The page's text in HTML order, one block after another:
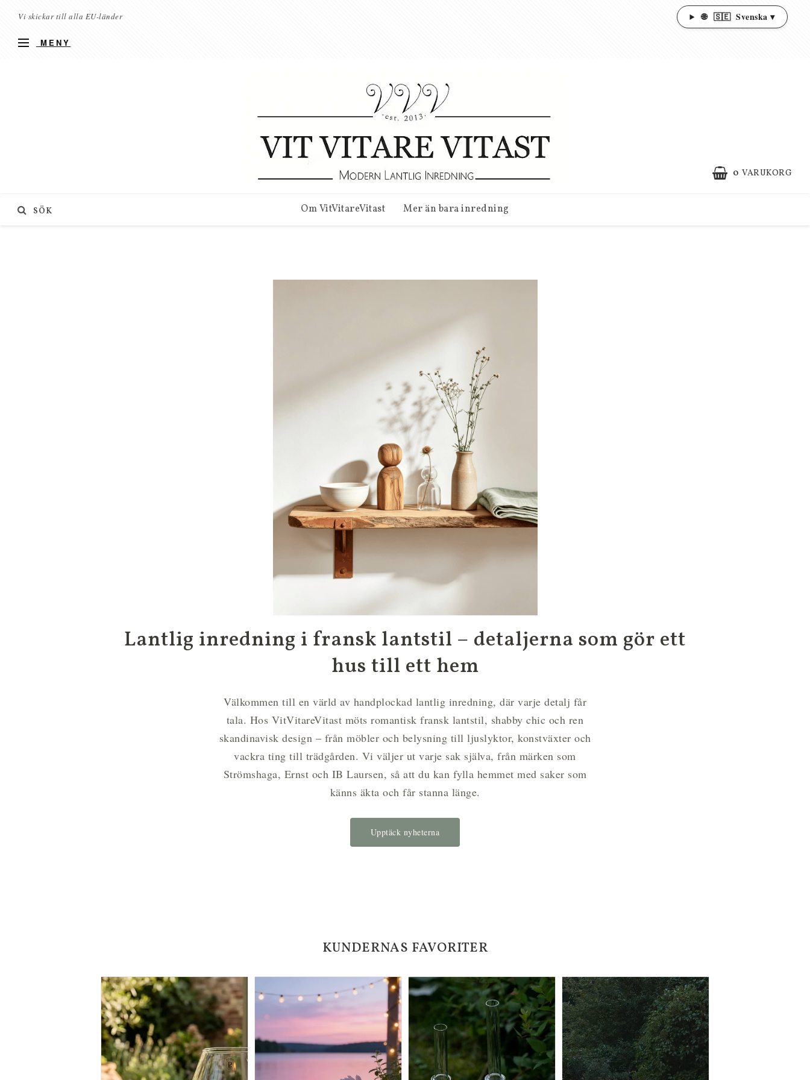
Vi skickar till alla EU-länder 🌐 🇸🇪 Svenska ▾
MENY
0 VARUKORG
Om VitVitareVitast Mer än bara inredning
SÖK
Lantlig inredning i fransk lantstil – detaljerna som gör ett
hus till ett hem
Välkommen till en värld av handplockad lantlig inredning, där varje detalj får
tala. Hos VitVitareVitast möts romantisk fransk lantstil, shabby chic och ren
skandinavisk design – från möbler och belysning till ljuslyktor, konstväxter och
vackra ting till trädgården. Vi väljer ut varje sak själva, från märken som
Strömshaga, Ernst och IB Laursen, så att du kan fylla hemmet med saker som
känns äkta och får stanna länge.
Upptäck nyheterna
KUNDERNAS FAVORITER